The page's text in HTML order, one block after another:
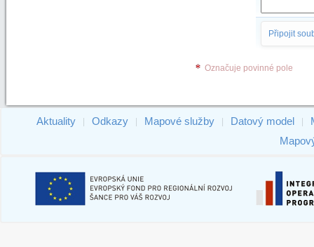
Připojit
Označuje povinné pole
Aktuality Odkazy Mapové služby Datový model